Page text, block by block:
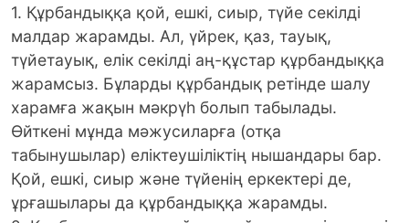
1. Құрбандыққа қой, ешкі, сиыр, түйе секілді
малдар жарамды. Ал, үйрек, қаз, тауық,
түйетауық, елік секілді аң-құстар құрбандыққа
жарамсыз. Бұларды құрбандық ретінде шалу
харамға жақын мәкрүһ болып табылады.
Өйткені мұнда мәжусиларға (отқа
табынушылар) еліктеушіліктің нышандары бар.
Қой, ешкі, сиыр және түйенің еркектері де,
ұрғашылары да құрбандыққа жарамды.